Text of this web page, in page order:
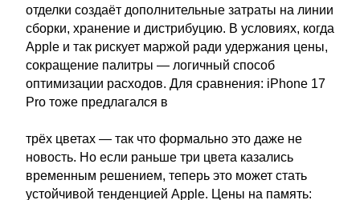
отделки создаёт дополнительные затраты на линии
сборки, хранение и дистрибуцию. В условиях, когда
Apple и так рискует маржой ради удержания цены,
сокращение палитры — логичный способ
оптимизации расходов. Для сравнения: iPhone 17
Pro тоже предлагался в
трёх цветах — так что формально это даже не
новость. Но если раньше три цвета казались
временным решением, теперь это может стать
устойчивой тенденцией Apple. Цены на память: